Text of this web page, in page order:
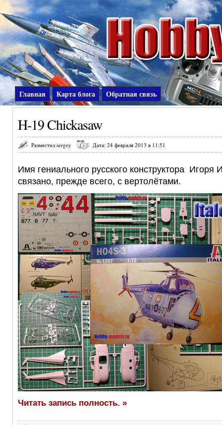
Главная Карта блога Обратная связь
H-19 Chickasaw
Разместил sergey Дата: 24 февраля 2013 в 11:51
Имя гениального русского конструктора Игоря
связано, прежде всего, с вертолётами.
Читать запись полность. »